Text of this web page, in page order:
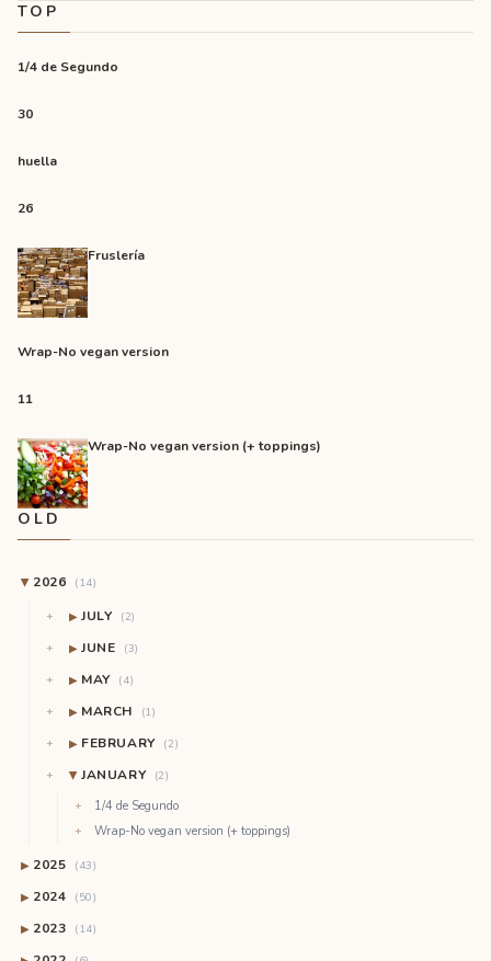
TOP
1/4 de Segundo
30
huella
26
Fruslería
Wrap-No vegan version
11
Wrap-No vegan version (+ toppings)
OLD
▶ 2026 (14)
▶ JULY (2)
▶ JUNE (3)
▶ MAY (4)
▶ MARCH (1)
▶ FEBRUARY (2)
▶ JANUARY (2)
1/4 de Segundo
Wrap-No vegan version (+ toppings)
▶ 2025 (43)
▶ 2024 (50)
▶ 2023 (14)